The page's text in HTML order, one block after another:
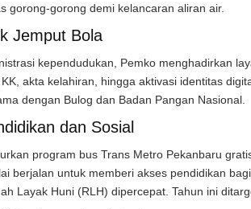
gorong-gorong demi kelancaran aliran air.
Jemput Bola
kependudukan, Pemko menghadirkan
akta kelahiran, hingga aktivasi identitas
dengan Bulog dan Badan Pangan Nasional.
dan Sosial
program bus Trans Metro Pekanbaru
berjalan untuk memberi akses pendidikan
Layak Huni (RLH) dipercepat. Tahun ini